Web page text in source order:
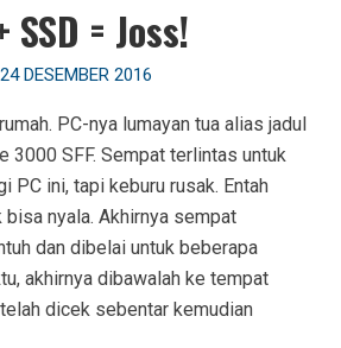
SSD = Joss!
24 DESEMBER 2016
PC-nya lumayan tua alias jadul
3000 SFF. Sempat terlintas untuk
PC ini, tapi keburu rusak. Entah
nyala. Akhirnya sempat
dan dibelai untuk beberapa
akhirnya dibawalah ke tempat
dicek sebentar kemudian